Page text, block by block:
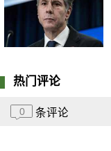
热门评论
0 条评论